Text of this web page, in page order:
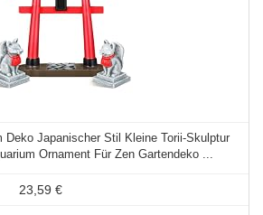
Deko Japanischer Stil Kleine Torii-Skulptur
Ornament Für Zen Gartendeko ...
23,59 €